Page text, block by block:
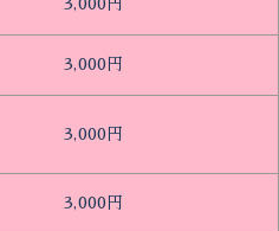
3,000円
3,000円
3,000円